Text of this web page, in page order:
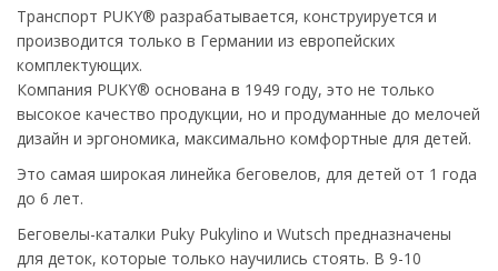
Транспорт PUKY® разрабатывается, конструируется и
производится только в Германии из европейских
комплектующих.
Компания PUKY® основана в 1949 году, это не только
высокое качество продукции, но и продуманные до мелочей
дизайн и эргономика, максимально комфортные для детей.
Это самая широкая линейка беговелов, для детей от 1 года
до 6 лет.
Беговелы-каталки Puky Pukylino и Wutsch предназначены
для деток, которые только научились стоять. В 9-10